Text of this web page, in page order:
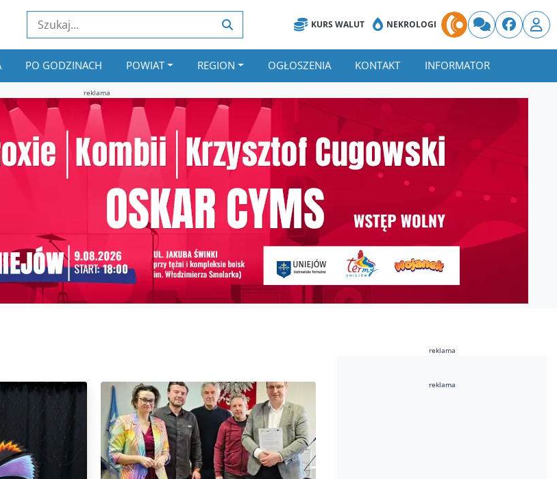
KURS WALUT NEKROLOGI
PO GODZINACH POWIAT REGION OGŁOSZENIA KONTAKT INFORMATOR
reklama
reklama
reklama